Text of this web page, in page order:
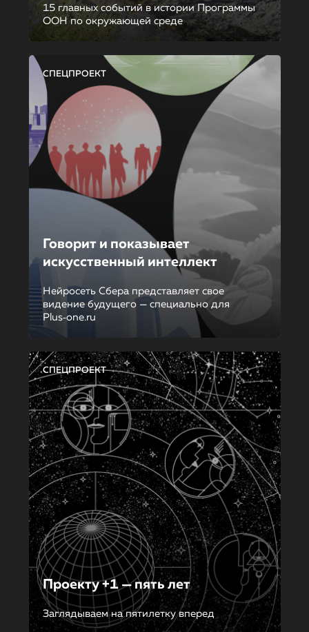
15 главных событий в истории Программы
ООН по окружающей среде
СПЕЦПРОЕКТ
Говорит и показывает
искусственный интеллект
Нейросеть Сбера представляет свое
видение будущего — специально для
Plus‑one.ru
СПЕЦПРОЕКТ
Проекту +1 — пять лет
Заглядываем на пятилетку вперед